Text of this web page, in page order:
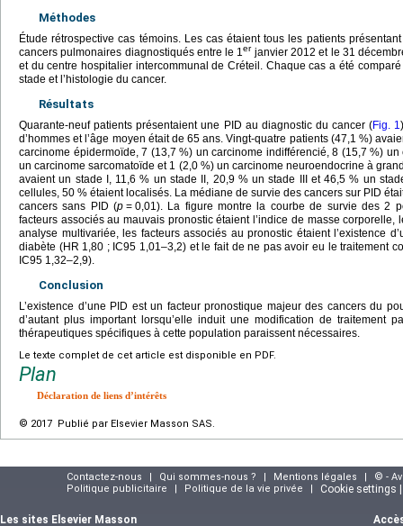
Méthodes
Étude rétrospective cas témoins. Les cas étaient tous les patients
cancers pulmonaires diagnostiqués entre le 1erjanvier 2012 et le 31
et du centre hospitalier intercommunal de Créteil. Chaque cas a été
stade et l’histologie du cancer.
Résultats
Quarante-neuf patients présentaient une PID au diagnostic du cancer (Fig. 1
d’hommes et l’âge moyen était de 65 ans. Vingt-quatre patients (47,1 %)
carcinome épidermoïde, 7 (13,7 %) un carcinome indifférencié, 8 (15,7 %)
un carcinome sarcomatoïde et 1 (2,0 %) un carcinome neuroendocrine à
avaient un stade I, 11,6 % un stade II, 20,9 % un stade III et 46,5 % un
cellules, 50 % étaient localisés. La médiane de survie des cancers sur PID
cancers sans PID (p = 0,01). La figure montre la courbe de survie des 2
facteurs associés au mauvais pronostic étaient l’indice de masse corporelle,
analyse multivariée, les facteurs associés au pronostic étaient l’existence
diabète (HR 1,80 ; IC95 1,01–3,2) et le fait de ne pas avoir eu le traitement
IC95 1,32–2,9).
Conclusion
L’existence d’une PID est un facteur pronostique majeur des cancers du
d’autant plus important lorsqu’elle induit une modification de traitement
thérapeutiques spécifiques à cette population paraissent nécessaires.
Le texte complet de cet article est disponible en PDF.
Plan
Déclaration de liens d’intérêts
© 2017 Publié par Elsevier Masson SAS.
Contactez-nous | Qui sommes-nous ? | Mentions légales |
© -
Politique publicitaire
| Politique de la vie privée | Cookie settings
Les sites Elsevier Masson